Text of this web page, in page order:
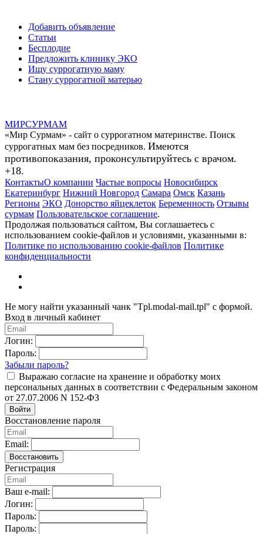
Добавить объявление
Статьи
Бесплодие
Предложить клинику ЭКО
Ищу суррогатную маму
Стану суррогатной матерью
МИРСУРМАМ
«Мир Сурмам» - сайт о суррогатном материнстве. Поиск
суррогатных мам без посредников. Имеются
противопоказания, проконсультируйтесь с врачом.
+18.
КонтактыО компании Частые вопросы Новосибирск
Екатеринбург Нижний Новгород Самара Омск Казань
Регионы ЭКО Донорство яйцеклеток Беременность Отзывы
сурмам Пользовательское соглашение.
Продолжая пользоваться сайтом, Вы соглашаетесь с
использованием cookie-файлов и условиями, указанными в:
Политике по использованию cookie-файлов Политике
конфиденциальности
Не могу найти указанный чанк "Tpl.modal-mail.tpl" с формой.
Вход в личный кабинет
Логин:
Пароль:
Забыли пароль?
Выражаю согласие на хранение и обработку моих
персональных данных в соответствии с Федеральным законом
от 27.07.2006 N 152-ФЗ
Войти
Восстановление пароля
Email:
Восстановить
Регистрация
Ваш e-mail:
Логин:
Пароль:
Пароль: